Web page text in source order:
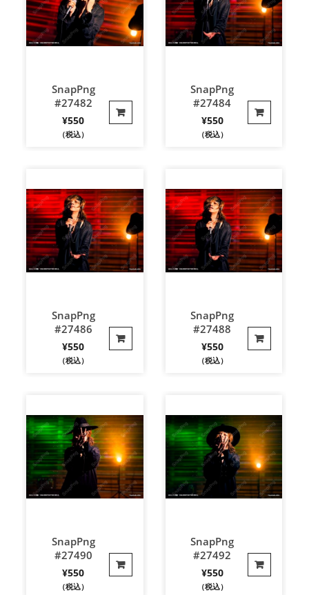
SnapPng
#27482
¥550
（税込）
SnapPng
#27484
¥550
（税込）
SnapPng
#27486
¥550
（税込）
SnapPng
#27488
¥550
（税込）
SnapPng
#27490
¥550
（税込）
SnapPng
#27492
¥550
（税込）